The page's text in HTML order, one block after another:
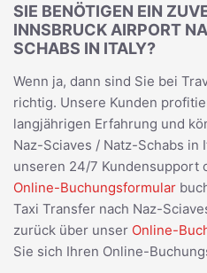
SIE BENÖTIGEN EIN
INNSBRUCK AIRPORT
SCHABS IN ITALY?
Wenn ja, dann sind Sie bei
richtig. Unsere Kunden
langjährigen Erfahrung und
Naz-Sciaves / Natz-Schabs in
unseren 24/7 Kundensupport
Online-Buchungsformular
Taxi Transfer nach Naz-
zurück über unser Online-
Sie sich Ihren Online-